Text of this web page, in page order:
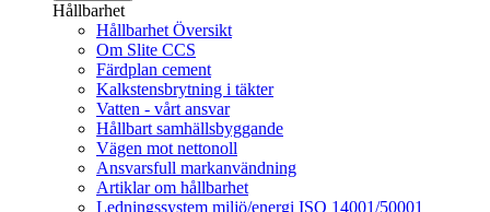
Hållbarhet
Hållbarhet Översikt
Om Slite CCS
Färdplan cement
Kalkstensbrytning i täkter
Vatten - vårt ansvar
Hållbart samhällsbyggande
Vägen mot nettonoll
Ansvarsfull markanvändning
Artiklar om hållbarhet
Ledningssystem miljö/energi ISO 14001/50001